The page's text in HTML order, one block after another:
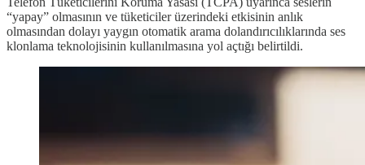
“yapay” olmasının ve tüketiciler üzerindeki etkisinin anlık
olmasından dolayı yaygın otomatik arama dolandırıcılıklarında ses
klonlama teknolojisinin kullanılmasına yol açtığı belirtildi.